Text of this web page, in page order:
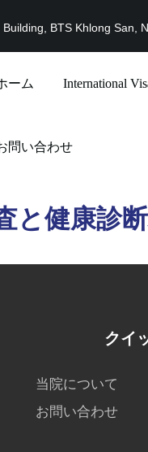
BTS Khlong San,
ーム International
問い合わせ
と健康診
クイ
当院について
お問い合わせ